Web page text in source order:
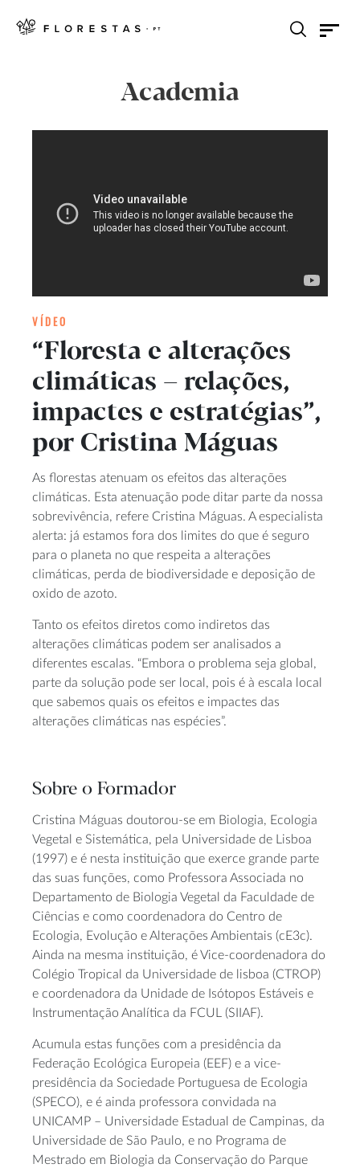
Academia
VÍDEO
“Floresta e alterações
climáticas – relações,
impactes e estratégias”,
por Cristina Máguas
As florestas atenuam os efeitos das alterações
climáticas. Esta atenuação pode ditar parte da nossa
sobrevivência, refere Cristina Máguas. A especialista
alerta: já estamos fora dos limites do que é seguro
para o planeta no que respeita a alterações
climáticas, perda de biodiversidade e deposição de
oxido de azoto.
Tanto os efeitos diretos como indiretos das
alterações climáticas podem ser analisados a
diferentes escalas. “Embora o problema seja global,
parte da solução pode ser local, pois é à escala local
que sabemos quais os efeitos e impactes das
alterações climáticas nas espécies”.
Sobre o Formador
Cristina Máguas doutorou-se em Biologia, Ecologia
Vegetal e Sistemática, pela Universidade de Lisboa
(1997) e é nesta instituição que exerce grande parte
das suas funções, como Professora Associada no
Departamento de Biologia Vegetal da Faculdade de
Ciências e como coordenadora do Centro de
Ecologia, Evolução e Alterações Ambientais (cE3c).
Ainda na mesma instituição, é Vice-coordenadora do
Colégio Tropical da Universidade de lisboa (CTROP)
e coordenadora da Unidade de Isótopos Estáveis e
Instrumentação Analítica da FCUL (SIIAF).
Acumula estas funções com a presidência da
Federação Ecológica Europeia (EEF) e a vice-
presidência da Sociedade Portuguesa de Ecologia
(SPECO), e é ainda professora convidada na
UNICAMP – Universidade Estadual de Campinas, da
Universidade de São Paulo, e no Programa de
Mestrado em Biologia da Conservação do Parque